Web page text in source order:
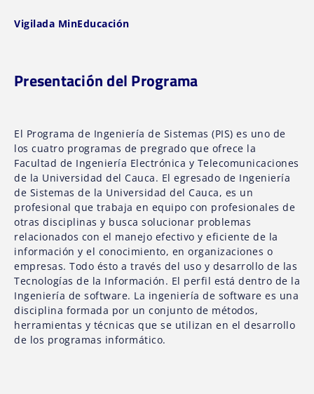
Vigilada MinEducación
Presentación del Programa
El Programa de Ingeniería de Sistemas (PIS) es uno de
los cuatro programas de pregrado que ofrece la
Facultad de Ingeniería Electrónica y Telecomunicaciones
de la Universidad del Cauca. El egresado de Ingeniería
de Sistemas de la Universidad del Cauca, es un
profesional que trabaja en equipo con profesionales de
otras disciplinas y busca solucionar problemas
relacionados con el manejo efectivo y eficiente de la
información y el conocimiento, en organizaciones o
empresas. Todo ésto a través del uso y desarrollo de las
Tecnologías de la Información. El perfil está dentro de la
Ingeniería de software. La ingeniería de software es una
disciplina formada por un conjunto de métodos,
herramientas y técnicas que se utilizan en el desarrollo
de los programas informático.